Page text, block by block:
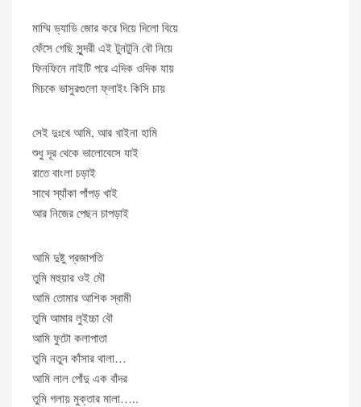
মাম্মি ড্যাডি জোর করে দিয়ে দিলো বিয়ে
ফেঁসে গেছি সুন্দরী এই টুনটুনি বৌ নিয়ে
ফিনফিনে নাইটি পরে এদিক ওদিক যায়
মিচকে ভাসুরগুলো ফ্লাইং কিসি চায়
সেই দুঃখে আমি, আর খাইনা হামি
শুধু দূর থেকে ভালোবেসে যাই
রাতে বাংলা চড়াই
সাথে স্যাঁকা পাঁপড় খাই
আর নিজের পেছন চাপড়াই
আমি দুষ্টু প্রজাপতি
তুমি মহুয়ার ওই মৌ
আমি তোমার আশিক স্বামী
তুমি আমার লুইচ্চা বৌ
আমি ফুটো কলাপাতা
তুমি নতুন কাঁসার থালা…
আমি লাল পোঁদু এক বাঁদর
তুমি গলায় মুক্তার মালা…..